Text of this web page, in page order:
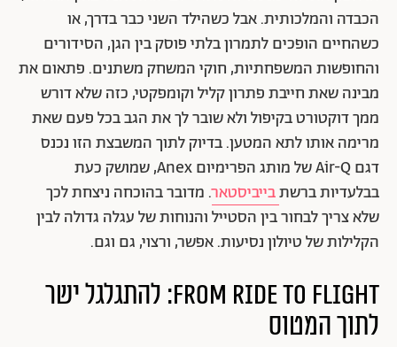
הכבדה והמלכותית. אבל כשהילד השני כבר בדרך, או
כשהחיים הופכים לתמרון בלתי פוסק בין הגן, הסידורים
והחופשות המשפחתיות, חוקי המשחק משתנים. פתאום את
מבינה שאת חייבת פתרון קליל וקומפקטי, כזה שלא דורש
ממך דוקטורט בקיפול ולא שובר לך את הגב בכל פעם שאת
מרימה אותו לתא המטען. בדיוק לתוך המשבצת הזו נכנס
דגם Air-Q של מותג הפרימיום Anex, שמושק כעת
בבלעדיות ברשתבייביסטאר. מדובר בהוכחה ניצחת לכך
שלא צריך לבחור בין הסטייל והנוחות של עגלה גדולה לבין
הקלילות של טיולון נסיעות. אפשר, ורצוי, גם וגם.
From Ride To Flight: להתגלגל ישר
לתוך המטוס